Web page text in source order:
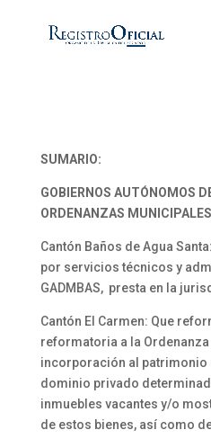
SUMARIO:
GOBIERNOS AUTÓNOMOS
ORDENANZAS
Cantón Baños de Agua
por servicios técnicos y
GADMBAS, presta en la
Cantón El Carmen: Que
reformatoria a la
incorporación al patrimonio
dominio privado
inmuebles vacantes y/o
de estos bienes, así como